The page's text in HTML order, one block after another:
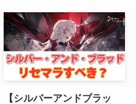
【シルバーアンドブラッ